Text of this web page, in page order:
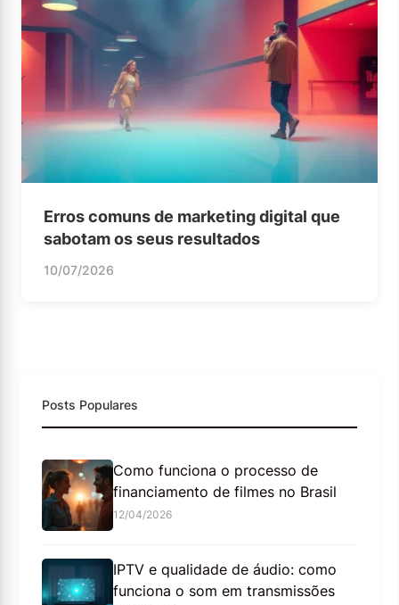
Erros comuns de marketing digital que
sabotam os seus resultados
10/07/2026
Posts Populares
Como funciona o processo de
financiamento de filmes no Brasil
12/04/2026
IPTV e qualidade de áudio: como
funciona o som em transmissões